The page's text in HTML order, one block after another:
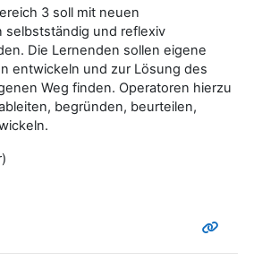
3 soll mit neuen
selbstständig und reflexiv
Die Lernenden sollen eigene
entwickeln und zur Lösung des
Weg finden. Operatoren hierzu
begründen, beurteilen,